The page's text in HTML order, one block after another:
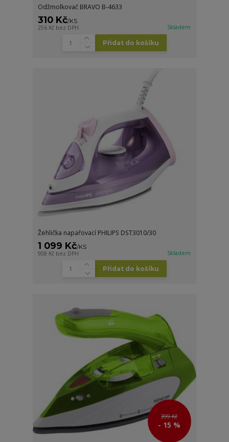
Odžmolkovač BRAVO B-4633
310 Kč/KS
256 Kč bez DPH Skladem
Přidat do košíku
Žehlička napařovací PHILIPS DST3010/30
1 099 Kč/KS
908 Kč bez DPH Skladem
Přidat do košíku
399 Kč
- 15 %